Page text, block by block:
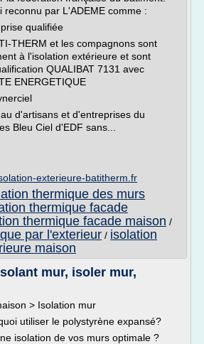
reconnu par L'ADEME comme :
qualifiée
THERM et les compagnons sont
à l'isolation extérieure et sont
QUALIBAT 7131 avec
ENERGETIQUE
d'artisans et d'entreprises du
Bleu Ciel d'EDF sans...
exterieure-batitherm.fr
thermique des murs
thermique facade
thermique facade maison /
par l'exterieur / isolation
maison
mur, isoler mur,
> Isolation mur
utiliser le polystyrène expansé?
isolation de vos murs optimale ?